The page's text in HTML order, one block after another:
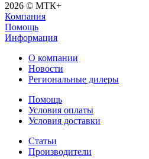
2026 © МТК+
Компания
Помощь
Информация
О компании
Новости
Региональные дилеры
Помощь
Условия оплаты
Условия доставки
Статьи
Производители